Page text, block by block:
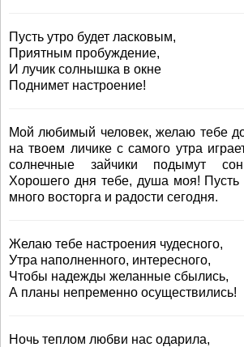
Пусть утро будет ласковым,
Приятным пробуждение,
И лучик солнышка в окне
Поднимет настроение!
Мой любимый человек, желаю тебе
на твоем личике с самого утра
солнечные зайчики подымут
Хорошего дня тебе, душа моя! Пусть
много восторга и радости сегодня.
Желаю тебе настроения чудесного,
Утра наполненного, интересного,
Чтобы надежды желанные сбылись,
А планы непременно осуществились!
Ночь теплом любви нас одарила,